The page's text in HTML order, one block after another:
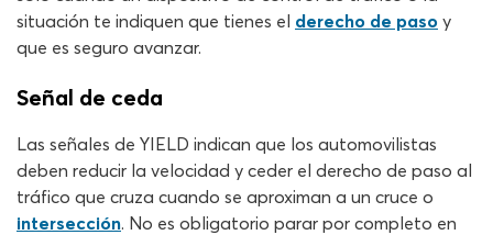
situación te indiquen que tienes el derecho de paso y
que es seguro avanzar.
Señal de ceda
Las señales de YIELD indican que los automovilistas
deben reducir la velocidad y ceder el derecho de paso al
tráfico que cruza cuando se aproximan a un cruce o
intersección. No es obligatorio parar por completo en